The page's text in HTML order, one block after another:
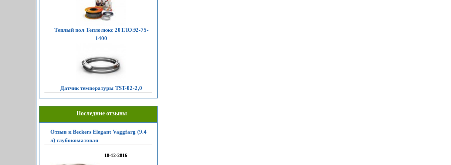
Теплый пол Теплолюкс 20ТЛОЭ2-75-
1400
Датчик температуры TST-02-2,0
Последние отзывы
Отзыв к Beckers Elegant Vaggfarg (9.4
л) глубокоматовая
10-12-2016